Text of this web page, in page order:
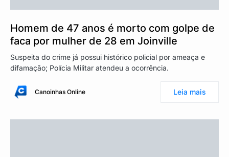
Homem de 47 anos é morto com golpe de
faca por mulher de 28 em Joinville
Suspeita do crime já possui histórico policial por ameaça e
difamação; Polícia Militar atendeu a ocorrência.
Canoinhas Online Leia mais